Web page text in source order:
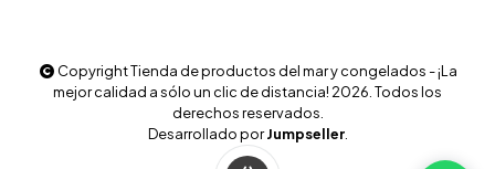
Copyright Tienda de productos del mar y congelados - ¡La
mejor calidad a sólo un clic de distancia! 2026. Todos los
derechos reservados.
Desarrollado porJumpseller.